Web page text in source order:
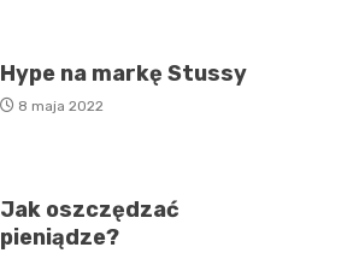
Hype na markę Stussy
8 maja 2022
Jak oszczędzać
pieniądze?